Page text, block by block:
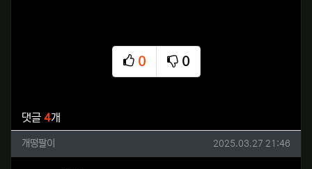
0
추천
0
비추천
댓글 4개
개떵팔이님의 댓글
개떵팔이 작성일
2025.03.27 21:46